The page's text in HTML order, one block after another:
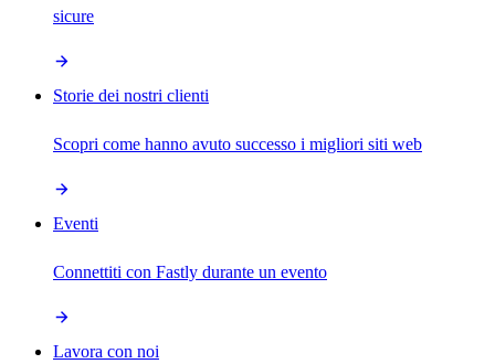
sicure
Storie dei nostri clienti
Scopri come hanno avuto successo i migliori siti web
Eventi
Connettiti con Fastly durante un evento
Lavora con noi